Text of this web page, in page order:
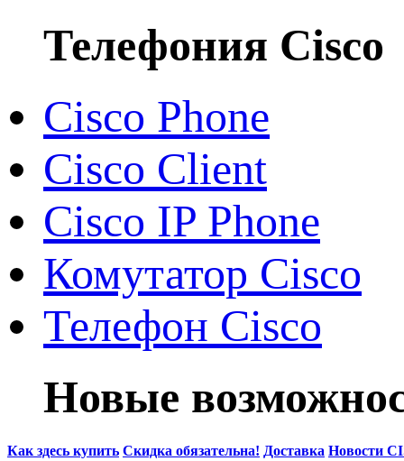
Телефония Cisco
Cisco Phone
Cisco Client
Cisco IP Phone
Комутатор Cisco
Телефон Cisco
Новые
Как здесь купить Скидка обязательна! Доставка Новости